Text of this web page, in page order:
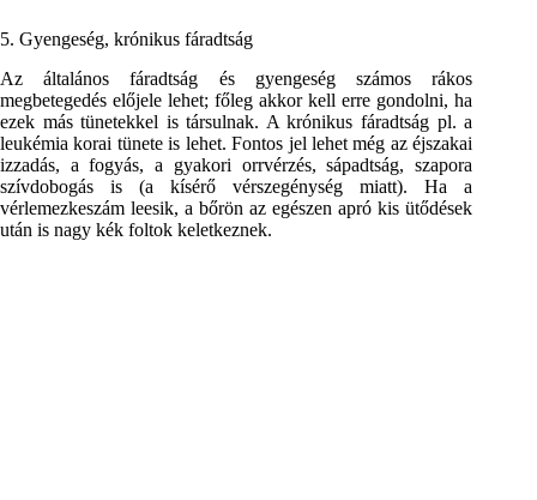
5. Gyengeség, krónikus fáradtság
Az általános fáradtság és gyengeség számos rákos
megbetegedés előjele lehet; főleg akkor kell erre gondolni, ha
ezek más tünetekkel is társulnak. A krónikus fáradtság pl. a
leukémia korai tünete is lehet. Fontos jel lehet még az éjszakai
izzadás, a fogyás, a gyakori orrvérzés, sápadtság, szapora
szívdobogás is (a kísérő vérszegénység miatt). Ha a
vérlemezkeszám leesik, a bőrön az egészen apró kis ütődések
után is nagy kék foltok keletkeznek.